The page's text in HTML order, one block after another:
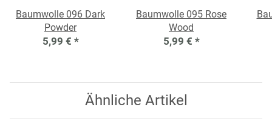
Baumwolle 096 Dark
Powder
5,99 € *
Baumwolle 095 Rose
Wood
5,99 € *
Ähnliche Artikel